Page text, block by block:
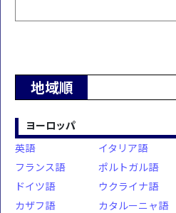
地域順
ヨーロッパ
英語
イタリア語
フランス語
ポルトガル語
ドイツ語
ウクライナ語
カザフ語
カタルーニャ語